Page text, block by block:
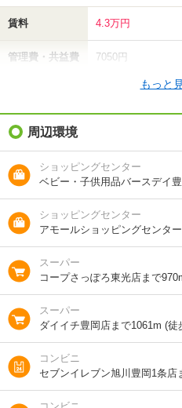
賃料 4.3万円
管理費・共益費 7050円
礼金（敷引・償
却金）
間取り / 専有面
積
1K/23.18m²
種別 / 構造 アパート
総戸数 10戸
向き
住所 北海道旭川市東光
もっと
周辺環境
ショッピングセンター
ベビー・子供用品バースデイ
ショッピングセンター
アモールショッピングセンタ
スーパー
コープさっぽろ東光店まで
スーパー
ダイイチ豊岡店まで1061m (徒
コンビニ
セブンイレブン旭川豊岡1条店